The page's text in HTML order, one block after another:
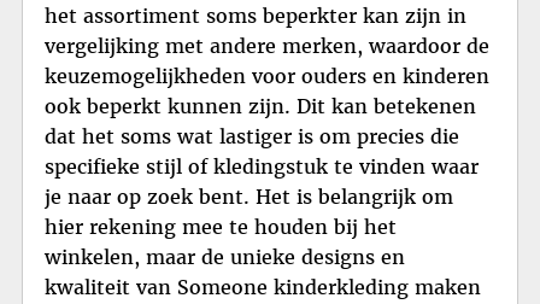
het assortiment soms beperkter kan zijn in
vergelijking met andere merken, waardoor de
keuzemogelijkheden voor ouders en kinderen
ook beperkt kunnen zijn. Dit kan betekenen
dat het soms wat lastiger is om precies die
specifieke stijl of kledingstuk te vinden waar
je naar op zoek bent. Het is belangrijk om
hier rekening mee te houden bij het
winkelen, maar de unieke designs en
kwaliteit van Someone kinderkleding maken